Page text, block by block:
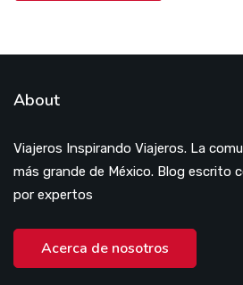
About
Viajeros Inspirando Viajeros. La
más grande de México. Blog escrito
por expertos
Acerca de nosotros